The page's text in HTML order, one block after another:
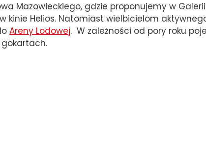
Mazowieckiego, gdzie proponujemy w Galerii
kinie Helios. Natomiast wielbicielom
Areny Lodowej. W zależności od pory roku